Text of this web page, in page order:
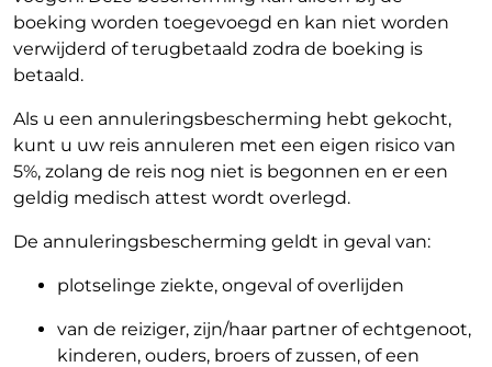
boeking worden toegevoegd en kan niet worden
verwijderd of terugbetaald zodra de boeking is
betaald.
Als u een annuleringsbescherming hebt gekocht,
kunt u uw reis annuleren met een eigen risico van
5%, zolang de reis nog niet is begonnen en er een
geldig medisch attest wordt overlegd.
De annuleringsbescherming geldt in geval van:
plotselinge ziekte, ongeval of overlijden
van de reiziger, zijn/haar partner of echtgenoot,
kinderen, ouders, broers of zussen, of een